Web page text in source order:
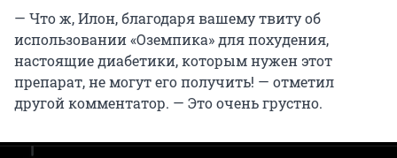
— Что ж, Илон, благодаря вашему твиту об
использовании «Оземпика» для похудения,
настоящие диабетики, которым нужен этот
препарат, не могут его получить! — отметил
другой комментатор. — Это очень грустно.